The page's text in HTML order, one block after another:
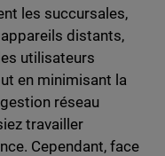
les succursales,
distants,
utilisateurs
en minimisant la
réseau
travailler
Cependant, face